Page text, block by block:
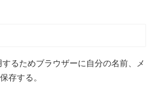
るためブラウザーに自分の名前、メ
存する。